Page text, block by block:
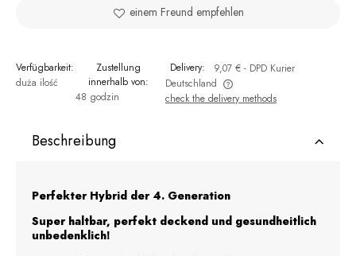
einem Freund empfehlen
Verfügbarkeit:
duża ilość
Zustellung
innerhalb von:
48 godzin
Delivery: 9,07 € - DPD Kurier
Deutschland
The price does not include any possible payment costs
check the delivery methods
Beschreibung
Perfekter Hybrid der 4. Generation
Super haltbar, perfekt deckend und gesundheitlich
unbedenklich!